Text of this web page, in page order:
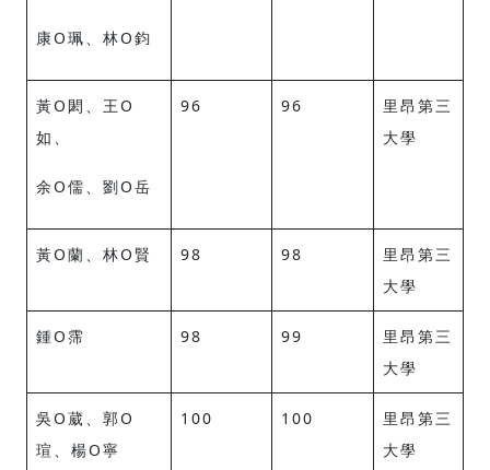
康O珮、林O鈞
黃O閎、王O
如、
余O儒、劉O岳
96 96
里昂第三
大學
黃O蘭、林O賢 98 98
里昂第三
大學
鍾O霈 98 99
里昂第三
大學
吳O葳、郭O
瑄、楊O寧
100 100
里昂第三
大學